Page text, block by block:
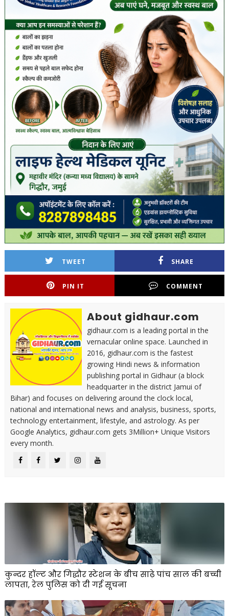
TWEET SHARE
PIN IT COMMENT
About gidhaur.com
gidhaur.com is a leading portal in the
vernacular online space. Launched in
2016, gidhaur.com is the fastest
growing Hindi news & information
publishing portal in Gidhaur (a block
headquarter in the district Jamui of
Bihar) and focuses on delivering around the clock local,
national and international news and analysis, business, sports,
technology entertainment, lifestyle, and astrology. As per
Google Analytics, gidhaur.com gets 3Million+ Unique Visitors
every month.
कुन्दर हॉल्ट और गिद्धौर स्टेशन के बीच साढ़े पांच साल की बच्ची
लापता, रेल पुलिस को दी गई सूचना